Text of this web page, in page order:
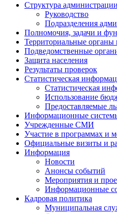
Структура
Руководство
Подразделения
Полномочия, задачи и
Территориальные органы
Подведомственные
Защита населения
Результаты проверок
Статистическая
Статистическая
Использование
Предоставляемые
Информационные
Учрежденные СМИ
Участие в программах и
Официальные визиты и
Информация
Новости
Анонсы событий
Мероприятия и
Информационные
Кадровая политика
Муниципальная